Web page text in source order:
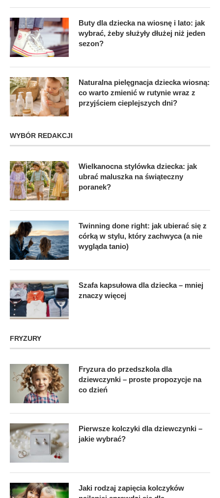
Buty dla dziecka na wiosnę i lato: jak
wybrać, żeby służyły dłużej niż jeden
sezon?
Naturalna pielęgnacja dziecka wiosną:
co warto zmienić w rutynie wraz z
przyjściem cieplejszych dni?
WYBÓR REDAKCJI
Wielkanocna stylówka dziecka: jak
ubrać maluszka na świąteczny
poranek?
Twinning done right: jak ubierać się z
córką w stylu, który zachwyca (a nie
wygląda tanio)
Szafa kapsułowa dla dziecka – mniej
znaczy więcej
FRYZURY
Fryzura do przedszkola dla
dziewczynki – proste propozycje na
co dzień
Pierwsze kolczyki dla dziewczynki –
jakie wybrać?
Jaki rodzaj zapięcia kolczyków